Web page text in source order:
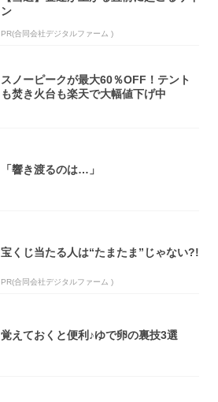
ン
PR(合同会社デジタルファーム )
スノーピークが最大60％OFF！テント
も焚き火台も楽天で大幅値下げ中
「響き渡るのは…」
宝くじ当たる人は“たまたま”じゃない?!
PR(合同会社デジタルファーム )
覚えておくと便利♪ゆで卵の裏技3選